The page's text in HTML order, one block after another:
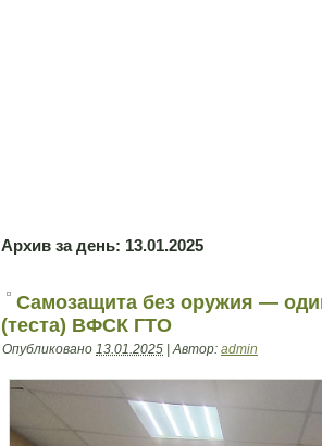
Архив за день: 13.01.2025
Самозащита без оружия —
(теста) ВФСК ГТО
Опубликовано 13.01.2025 |Автор: admin